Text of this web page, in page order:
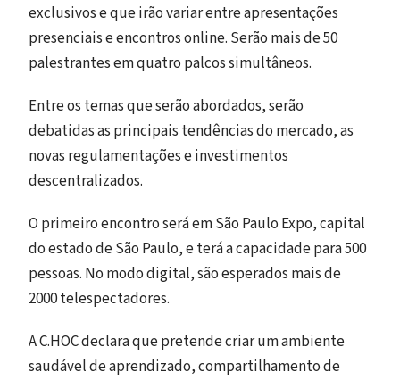
exclusivos e que irão variar entre apresentações
presenciais e encontros online. Serão mais de 50
palestrantes em quatro palcos simultâneos.
Entre os temas que serão abordados, serão
debatidas as principais tendências do mercado, as
novas regulamentações e investimentos
descentralizados.
O primeiro encontro será em São Paulo Expo, capital
do estado de São Paulo, e terá a capacidade para 500
pessoas. No modo digital, são esperados mais de
2000 telespectadores.
A C.HOC declara que pretende criar um ambiente
saudável de aprendizado, compartilhamento de